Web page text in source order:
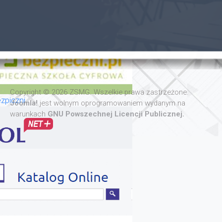
Copyright © 2026 ZSMG. Wszelkie prawa zastrzeżone.
Joomla! jest wolnym oprogramowaniem wydanym na
warunkach GNU Powszechnej Licencji Publicznej.